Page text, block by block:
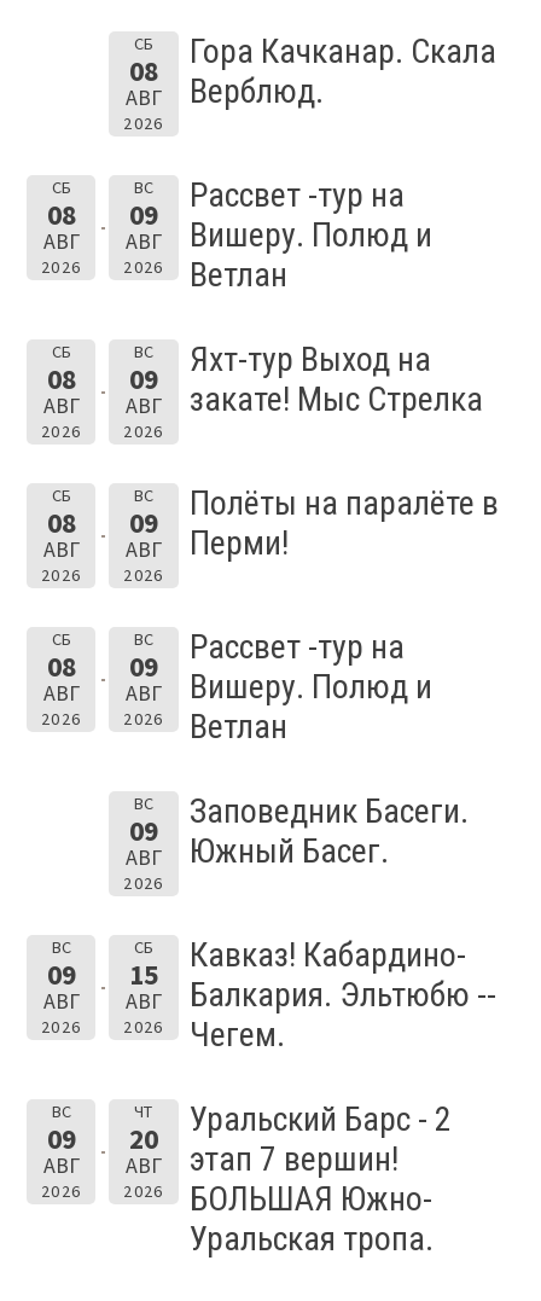
СБ
08
АВГ
2026
Гора Качканар. Скала
Верблюд.
СБ
08
АВГ
2026
ВС
09
АВГ
2026
Рассвет -тур на
Вишеру. Полюд и
Ветлан
СБ
08
АВГ
2026
ВС
09
АВГ
2026
Яхт-тур Выход на
закате! Мыс Стрелка
СБ
08
АВГ
2026
ВС
09
АВГ
2026
Полёты на паралёте в
Перми!
СБ
08
АВГ
2026
ВС
09
АВГ
2026
Рассвет -тур на
Вишеру. Полюд и
Ветлан
ВС
09
АВГ
2026
Заповедник Басеги.
Южный Басег.
ВС
09
АВГ
2026
СБ
15
АВГ
2026
Кавказ! Кабардино-
Балкария. Эльтюбю --
Чегем.
ВС
09
АВГ
2026
ЧТ
20
АВГ
2026
Уральский Барс - 2
этап 7 вершин!
БОЛЬШАЯ Южно-
Уральская тропа.